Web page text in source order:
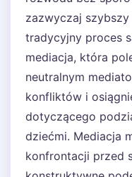
zazwyczaj
tradycyjny proces
mediacja, która
neutralnym
konfliktów i
dotyczącego
dziećmi. Mediacja
konfrontacji przed